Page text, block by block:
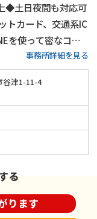
◆土日夜間も対応可
カード、交通系IC
を使って密なコミ
可能◆津田沼駅南口
事務所詳細を見る
谷津1-11-4
る
ります